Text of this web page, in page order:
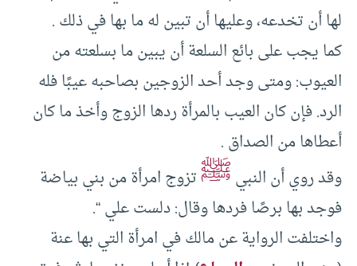
لها أن تخدعه، وعليها أن تبين له ما بها في ذلك .
كما يجب على بائع السلعة أن يبين ما بسلعته من
العيوب: ومتى وجد أحد الزوجين بصاحبه عيبًا فله
الرد. فإن كان العيب بالمرأة ردها الزوج وأخذ ما كان
أعطاها من الصداق .
وقد روي أن النبيﷺتزوج امرأة من بني بياضة
فوجد بها برصًا فردها وقال: دلست علي “.
واختلفت الرواية عن مالك في امرأة التي بها عنة